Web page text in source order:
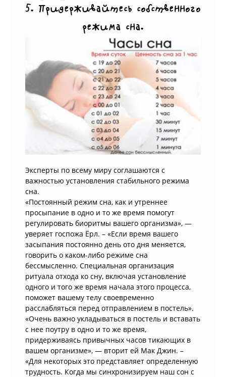
5. Придерживайтесь собственного
режима сна.
Эксперты по всему миру соглашаются с
важностью установления стабильного режима
сна.
«Постоянный режим сна, как и утреннее
просыпание в одно и то же время помогут
регулировать биоритмы вашего организма», —
уверяет госпожа Ёрл. – «Если время вашего
засыпания постоянно день ото дня меняется,
говорить о каком-либо режиме сна
бессмысленно. Специальная организация
ритуала отхода ко сну, включая установление
одного и того же время начала этого процесса,
поможет вашему телу своевременно
расслабляться перед отправлением в постель».
«Очень важно укладываться в постель и вставать
с нее поутру в одно и то же время,
придерживаясь привычных часов тикающих в
вашем организме», — вторит ей Мак Джин. –
«Для некоторых это представляет определенную
трудность. Когда мы синхронизируем наш сон с